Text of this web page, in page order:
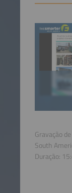
Gravação
South
Duração: